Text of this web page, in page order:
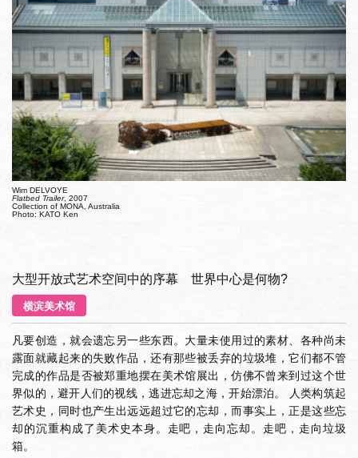
Wim DELVOYE
Flatbed Trailer, 2007
Collection of MONA, Australia
Photo: KATO Ken
大型开放式艺术空间中的序幕 世界中心是何物?
横滨美术馆
凡要创造，就会遗忘另一些东西。大量未使用过的素材、各种尚未
露面就藏起来的失败作品，还有那些被丢弃的垃圾堆，它们都不管
完成的作品是否被郑重地摆在美术馆展出，仿佛不曾来到过这个世
界似的，避开人们的视线，逃进忘却之海，开始漂泊。 人类构筑起
艺术史，同时也产生出远远超过它的忘却，而事实上，正是这些忘
却的沉重构成了美术史本身。走吧，走向忘却。走吧，走向垃圾
箱。